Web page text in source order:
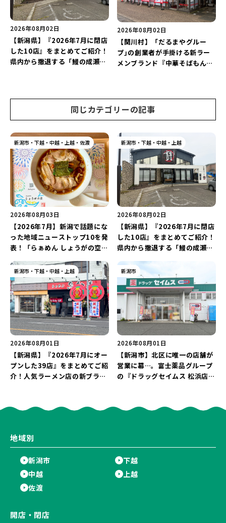
2026年08月02日
【新潟県】『2026年7月に閉店
した10店』をまとめてご紹介！
県内から撤退する「鰻の成瀬」
2026年08月02日
【関川村】「だるまやグルー
プ｣の創業者が手掛ける新ラー
メンブランド『中華そばもん
同じカテゴリーの記事
新潟市・下越・中越・上越・佐渡
2026年08月03日
【2026年7月】新潟で話題にな
った地域ニューストップ10を発
表！「らぁめん しょうがの空」
閉店の注目記事をランキングで
ご紹介♪
新潟市・下越・中越・上越
2026年08月02日
【新潟県】『2026年7月に閉店
した10店』をまとめてご紹介！
県内から撤退する「鰻の成瀬」
店」が営業に幕…。
新潟市・下越・中越・上越
2026年08月01日
【新潟県】『2026年7月にオー
プンした39店』をまとめてご紹
介！人気ラーメン店の新ブラン
くさん♪
新潟市
2026年08月01日
【新潟市】北区に唯一の店舗が
営業に幕…。富士薬品グループ
の『ドラッグセイムス 松浜店』
地域別
新潟市
下越
中越
上越
佐渡
開店・閉店